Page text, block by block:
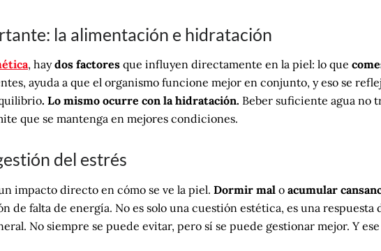
la alimentación e hidratación
, haydos factores que influyen directamente en la piel: lo que
ayuda a que el organismo funcione mejor en conjunto, y eso se
. Lo mismo ocurre con la hidratación. Beber suficiente agua no
que se mantenga en mejores condiciones.
del estrés
impacto directo en cómo se ve la piel. Dormir mal o acumular
de falta de energía. No es solo una cuestión estética, es una respuesta
No siempre se puede evitar, pero sí se puede gestionar mejor. Y